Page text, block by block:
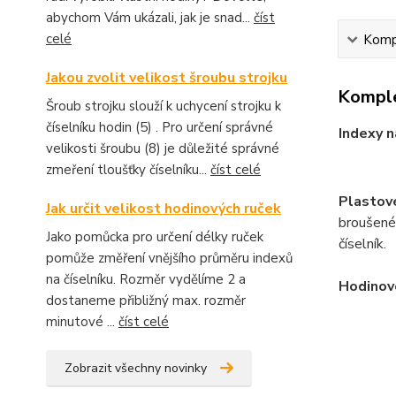
abychom Vám ukázali, jak je snad... číst
celé
Jakou zvolit velikost šroubu strojku
Šroub strojku slouží k uchycení strojku k
číselníku hodin (5) . Pro určení správné
velikosti šroubu (8) je důležité správné
zmeření tloušťky číselníku... číst celé
Jak určit velikost hodinových ruček
Jako pomůcka pro určení délky ruček
pomůže změření vnějšího průměru indexů
na číselníku. Rozměr vydělíme 2 a
dostaneme přibližný max. rozměr
minutové ... číst celé
Zobrazit všechny novinky
Indexy
číselník.